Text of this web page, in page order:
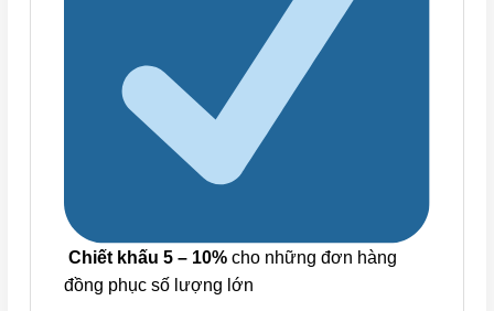
Chiết khấu 5 – 10%cho những đơn hàng
đồng phục số lượng lớn